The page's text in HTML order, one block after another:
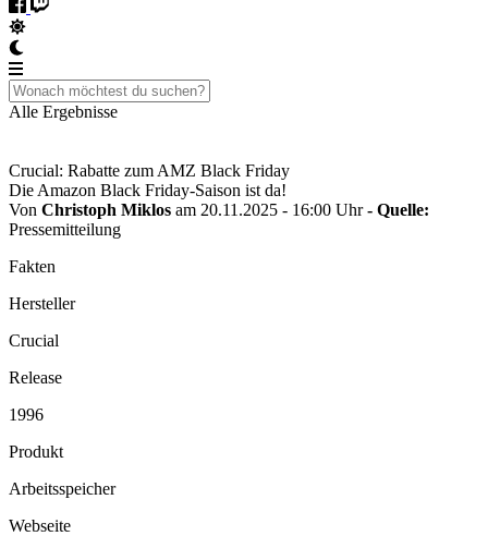
Alle Ergebnisse
Crucial: Rabatte zum AMZ Black Friday
Die Amazon Black Friday-Saison ist da!
Von Christoph Miklos am 20.11.2025 - 16:00 Uhr- Quelle:
Pressemitteilung
Fakten
Hersteller
Crucial
Release
1996
Produkt
Arbeitsspeicher
Webseite